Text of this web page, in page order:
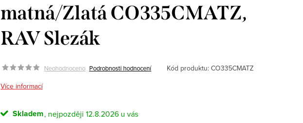
matná/Zlatá CO335CMATZ,
RAV Slezák
Neohodnoceno Podrobnosti hodnocení Kód produktu: CO335CMATZ
Více informací
Skladem 12.8.2026